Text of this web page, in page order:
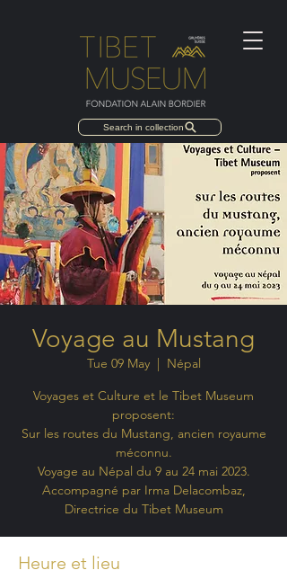
Search in collection
Voyage au Mustang
Tue 09 May
  |
Népal
Voyages et Culture et le Tibet Museum
proposent:
Sur les routes du Mustang, ancien royaume
méconnu.
Voyage au Népal du 9 au 24 mai 2023.
Accompagné par Irma Delacombaz,
Directrice du Tibet Museum
Heure et lieu